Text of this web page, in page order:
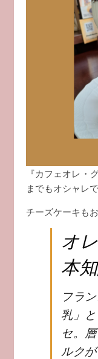
『カフェオレ・
までもオシャレで
チーズケーキも
オ
本
フラ
乳」
セ。
ルク